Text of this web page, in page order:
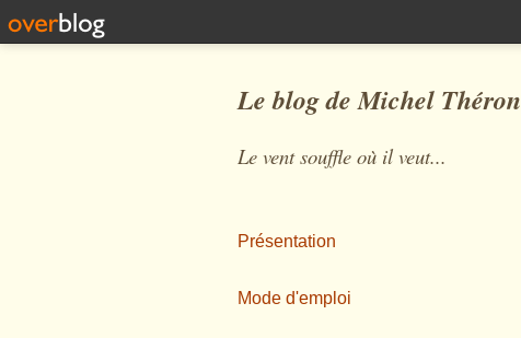
Le blog de Michel Théron
Le vent souffle où il veut...
Présentation
Mode d'emploi